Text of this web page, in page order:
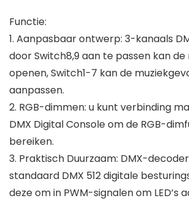
Functie:
1. Aanpasbaar ontwerp: 3-kanaals
door Switch8,9 aan te passen kan de
openen, Switch1-7 kan de
aanpassen.
2. RGB-dimmen: u kunt verbinding
DMX Digital Console om de RGB-
bereiken.
3. Praktisch Duurzaam: DMX-
standaard DMX 512 digitale
deze om in PWM-signalen om LED’s